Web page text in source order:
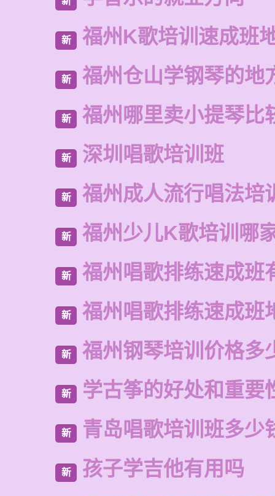
新 福州K歌培训速成班
新 福州仓山学钢琴的地
新 福州哪里卖小提琴比
新 深圳唱歌培训班
新 福州成人流行唱法培
新 福州少儿K歌培训哪
新 福州唱歌排练速成班
新 福州唱歌排练速成班
新 福州钢琴培训价格多
新 学古筝的好处和重要
新 青岛唱歌培训班多少
新 孩子学吉他有用吗